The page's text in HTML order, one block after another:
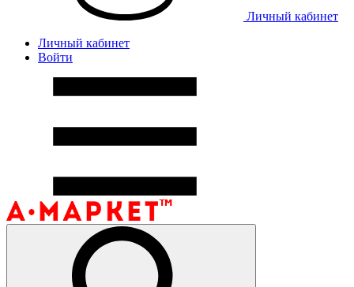
Личный кабинет
Личный кабинет
Войти